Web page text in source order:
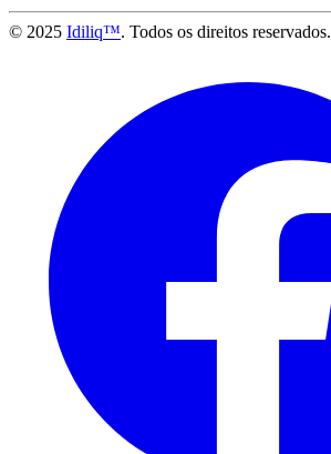
© 2025 Idiliq™. Todos os direitos reservados.